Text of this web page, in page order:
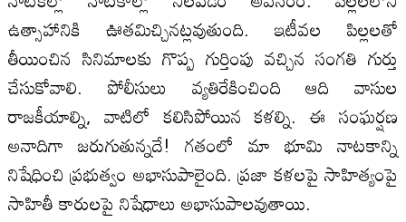
ఉత్సాహానికి ఊతమిచ్చినట్లవుతుంది. ఇటీవల పిల్లలతో
తీయించిన సినిమాలకు గొప్ప గుర్తింపు వచ్చిన సంగతి గుర్తు
చేసుకోవాలి. పోలీసులు వ్యతిరేకించింది ఆది వాసుల
రాజకీయాల్ని, వాటిలో కలిసిపోయిన కళల్ని. ఈ సంఘర్షణ
అనాదిగా జరుగుతున్నదే! గతంలో మా భూమి నాటకాన్ని
నిషేధించి ప్రభుత్వం అభాసుపాలైంది. ప్రజా కళలపై సాహిత్యంపై
సాహితీ కారులపై నిషేధాలు అభాసుపాలవుతాయి.